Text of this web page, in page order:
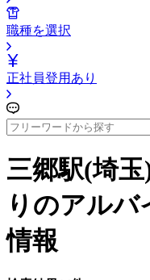
職種を選択
正社員登用あり
三郷駅(埼
り のアルバ
情報